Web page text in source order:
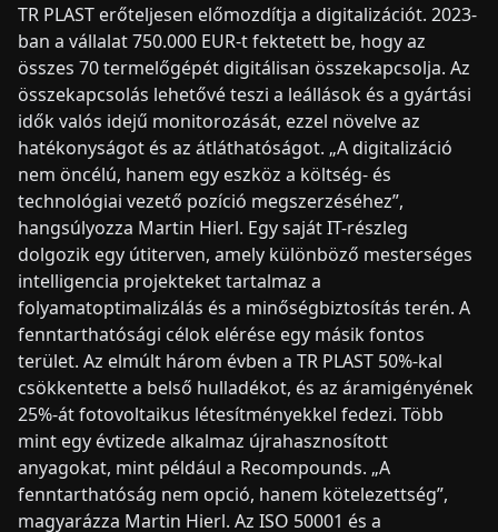
TR PLAST erőteljesen előmozdítja a digitalizációt. 2023-
ban a vállalat 750.000 EUR-t fektetett be, hogy az
összes 70 termelőgépét digitálisan összekapcsolja. Az
összekapcsolás lehetővé teszi a leállások és a gyártási
idők valós idejű monitorozását, ezzel növelve az
hatékonyságot és az átláthatóságot. „A digitalizáció
nem öncélú, hanem egy eszköz a költség- és
technológiai vezető pozíció megszerzéséhez”,
hangsúlyozza Martin Hierl. Egy saját IT-részleg
dolgozik egy útiterven, amely különböző mesterséges
intelligencia projekteket tartalmaz a
folyamatoptimalizálás és a minőségbiztosítás terén. A
fenntarthatósági célok elérése egy másik fontos
terület. Az elmúlt három évben a TR PLAST 50%-kal
csökkentette a belső hulladékot, és az áramigényének
25%-át fotovoltaikus létesítményekkel fedezi. Több
mint egy évtizede alkalmaz újrahasznosított
anyagokat, mint például a Recompounds. „A
fenntarthatóság nem opció, hanem kötelezettség”,
magyarázza Martin Hierl. Az ISO 50001 és a